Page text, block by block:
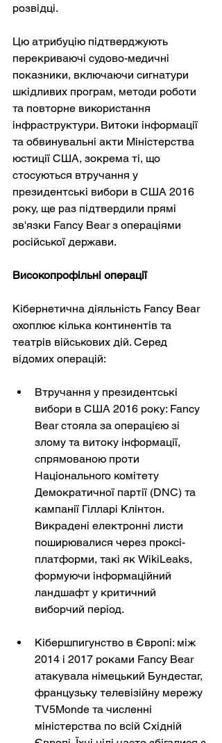
розвідці.
Цю атрибуцію підтверджують
перекриваючі судово-медичні
показники, включаючи сигнатури
шкідливих програм, методи роботи
та повторне використання
інфраструктури. Витоки інформації
та обвинувальні акти Міністерства
юстиції США, зокрема ті, що
стосуються втручання у
президентські вибори в США 2016
року, ще раз підтвердили прямі
зв'язки Fancy Bear з операціями
російської держави.
Високопрофільні операції
Кібернетична діяльність Fancy Bear
охоплює кілька континентів та
театрів військових дій. Серед
відомих операцій:
Втручання у президентські
вибори в США 2016 року: Fancy
Bear стояла за операцією зі
злому та витоку інформації,
спрямованою проти
Національного комітету
Демократичної партії (DNC) та
кампанії Гілларі Клінтон.
Викрадені електронні листи
поширювалися через проксі-
платформи, такі як WikiLeaks,
формуючи інформаційний
ландшафт у критичний
виборчий період.
Кібершпигунство в Європі: між
2014 і 2017 роками Fancy Bear
атакувала німецький Бундестаг,
французьку телевізійну мережу
TV5Monde та численні
міністерства по всій Східній